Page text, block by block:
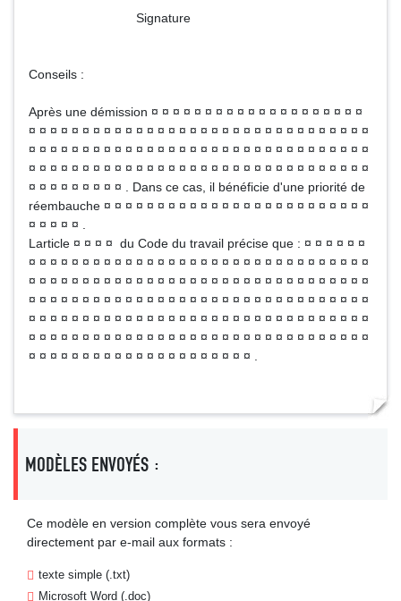
Signature
Conseils :
Après une démission ¤ ¤ ¤ ¤ ¤ ¤ ¤ ¤ ¤ ¤ ¤ ¤ ¤ ¤ ¤ ¤ ¤ ¤ ¤ ¤
¤ ¤ ¤ ¤ ¤ ¤ ¤ ¤ ¤ ¤ ¤ ¤ ¤ ¤ ¤ ¤ ¤ ¤ ¤ ¤ ¤ ¤ ¤ ¤ ¤ ¤ ¤ ¤ ¤ ¤ ¤ ¤
¤ ¤ ¤ ¤ ¤ ¤ ¤ ¤ ¤ ¤ ¤ ¤ ¤ ¤ ¤ ¤ ¤ ¤ ¤ ¤ ¤ ¤ ¤ ¤ ¤ ¤ ¤ ¤ ¤ ¤ ¤ ¤
¤ ¤ ¤ ¤ ¤ ¤ ¤ ¤ ¤ ¤ ¤ ¤ ¤ ¤ ¤ ¤ ¤ ¤ ¤ ¤ ¤ ¤ ¤ ¤ ¤ ¤ ¤ ¤ ¤ ¤ ¤ ¤
¤ ¤ ¤ ¤ ¤ ¤ ¤ ¤ ¤ . Dans ce cas, il bénéficie d'une priorité de
réembauche ¤ ¤ ¤ ¤ ¤ ¤ ¤ ¤ ¤ ¤ ¤ ¤ ¤ ¤ ¤ ¤ ¤ ¤ ¤ ¤ ¤ ¤ ¤ ¤ ¤
¤ ¤ ¤ ¤ ¤ .
Larticle ¤ ¤ ¤ ¤ du Code du travail précise que : ¤ ¤ ¤ ¤ ¤ ¤
¤ ¤ ¤ ¤ ¤ ¤ ¤ ¤ ¤ ¤ ¤ ¤ ¤ ¤ ¤ ¤ ¤ ¤ ¤ ¤ ¤ ¤ ¤ ¤ ¤ ¤ ¤ ¤ ¤ ¤ ¤ ¤
¤ ¤ ¤ ¤ ¤ ¤ ¤ ¤ ¤ ¤ ¤ ¤ ¤ ¤ ¤ ¤ ¤ ¤ ¤ ¤ ¤ ¤ ¤ ¤ ¤ ¤ ¤ ¤ ¤ ¤ ¤ ¤
¤ ¤ ¤ ¤ ¤ ¤ ¤ ¤ ¤ ¤ ¤ ¤ ¤ ¤ ¤ ¤ ¤ ¤ ¤ ¤ ¤ ¤ ¤ ¤ ¤ ¤ ¤ ¤ ¤ ¤ ¤ ¤
¤ ¤ ¤ ¤ ¤ ¤ ¤ ¤ ¤ ¤ ¤ ¤ ¤ ¤ ¤ ¤ ¤ ¤ ¤ ¤ ¤ ¤ ¤ ¤ ¤ ¤ ¤ ¤ ¤ ¤ ¤ ¤
¤ ¤ ¤ ¤ ¤ ¤ ¤ ¤ ¤ ¤ ¤ ¤ ¤ ¤ ¤ ¤ ¤ ¤ ¤ ¤ ¤ ¤ ¤ ¤ ¤ ¤ ¤ ¤ ¤ ¤ ¤ ¤
¤ ¤ ¤ ¤ ¤ ¤ ¤ ¤ ¤ ¤ ¤ ¤ ¤ ¤ ¤ ¤ ¤ ¤ ¤ ¤ ¤ .
MODÈLES ENVOYÉS :
Ce modèle en version complète vous sera envoyé
directement par e-mail aux formats :
texte simple (.txt)
Microsoft Word (.doc)